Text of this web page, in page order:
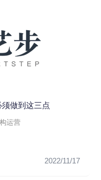
做到这三点
运营
2022/11/17